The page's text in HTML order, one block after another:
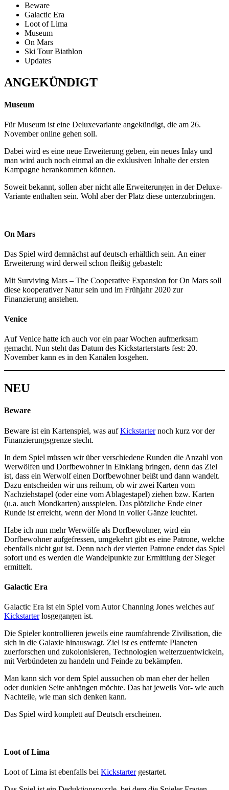
Beware
Galactic Era
Loot of Lima
Museum
On Mars
Ski Tour Biathlon
Updates
ANGEKÜNDIGT
Museum
Für Museum ist eine Deluxevariante angekündigt, die am 26.
November online gehen soll.
Dabei wird es eine neue Erweiterung geben, ein neues Inlay und
man wird auch noch einmal an die exklusiven Inhalte der ersten
Kampagne herankommen können.
Soweit bekannt, sollen aber nicht alle Erweiterungen in der Deluxe-
Variante enthalten sein. Wohl aber der Platz diese unterzubringen.
On Mars
Das Spiel wird demnächst auf deutsch erhältlich sein. An einer
Erweiterung wird derweil schon fleißig gebastelt:
Mit Surviving Mars – The Cooperative Expansion for On Mars soll
diese kooperativer Natur sein und im Frühjahr 2020 zur
Finanzierung anstehen.
Venice
Auf Venice hatte ich auch vor ein paar Wochen aufmerksam
gemacht. Nun steht das Datum des Kickstarterstarts fest: 20.
November kann es in den Kanälen losgehen.
NEU
Beware
Beware ist ein Kartenspiel, was aufKickstarternoch kurz vor der
Finanzierungsgrenze stecht.
In dem Spiel müssen wir über verschiedene Runden die Anzahl von
Werwölfen und Dorfbewohner in Einklang bringen, denn das Ziel
ist, dass ein Werwolf einen Dorfbewohner beißt und dann wandelt.
Dazu entscheiden wir uns reihum, ob wir zwei Karten vom
Nachziehstapel (oder eine vom Ablagestapel) ziehen bzw. Karten
(u.a. auch Mondkarten) ausspielen. Das plötzliche Ende einer
Runde ist erreicht, wenn der Mond in voller Gänze leuchtet.
Habe ich nun mehr Werwölfe als Dorfbewohner, wird ein
Dorfbewohner aufgefressen, umgekehrt gibt es eine Patrone, welche
ebenfalls nicht gut ist. Denn nach der vierten Patrone endet das Spiel
sofort und es werden die Wandelpunkte zur Ermittlung der Sieger
ermittelt.
Galactic Era
Galactic Era ist ein Spiel vom Autor Channing Jones welches auf
Kickstarterlosgegangen ist.
Die Spieler kontrollieren jeweils eine raumfahrende Zivilisation, die
sich in die Galaxie hinauswagt. Ziel ist es entfernte Planeten
zuerforschen und zukolonisieren, Technologien weiterzuentwickeln,
mit Verbündeten zu handeln und Feinde zu bekämpfen.
Man kann sich vor dem Spiel aussuchen ob man eher der hellen
oder dunklen Seite anhängen möchte. Das hat jeweils Vor- wie auch
Nachteile, wie man sich denken kann.
Das Spiel wird komplett auf Deutsch erscheinen.
Loot of Lima
Loot of Lima ist ebenfalls bei Kickstartergestartet.